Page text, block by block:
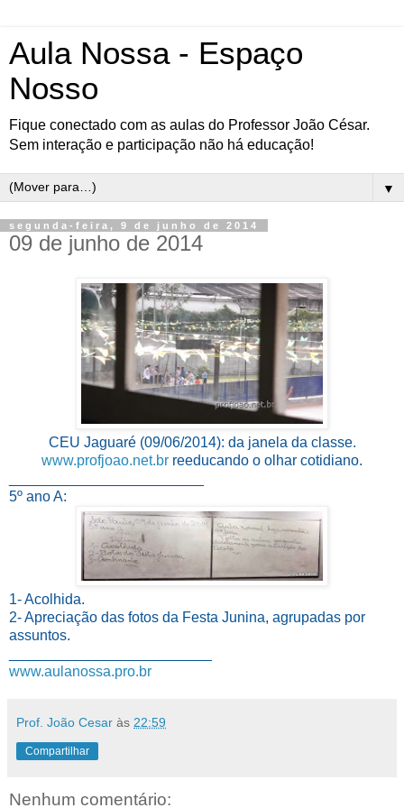
Aula Nossa - Espaço
Nosso
Fique conectado com as aulas do Professor João César.
Sem interação e participação não há educação!
▼
segunda-feira, 9 de junho de 2014
09 de junho de 2014
CEU Jaguaré (09/06/2014): da janela da classe.
www.profjoao.net.br reeducando o olhar cotidiano.
5º ano A:
1- Acolhida.
2- Apreciação das fotos da Festa Junina, agrupadas por
assuntos.
www.aulanossa.pro.br
Prof. João Cesar às 22:59
Compartilhar
Nenhum comentário: